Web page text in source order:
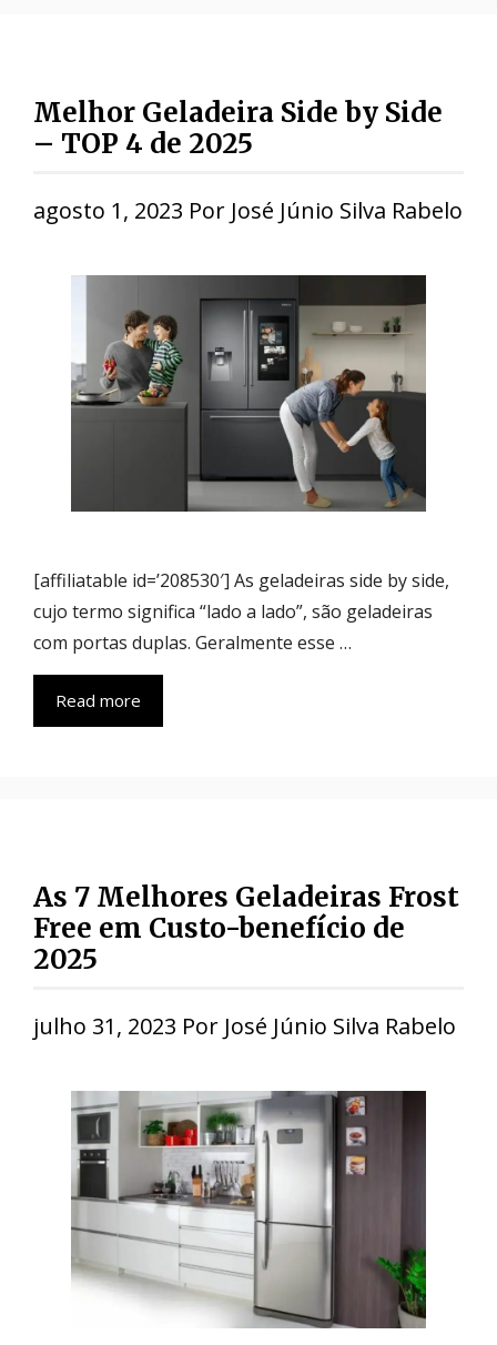
Melhor Geladeira Side by Side
– TOP 4 de 2025
agosto 1, 2023 Por José Júnio Silva Rabelo
[affiliatable id=’208530′] As geladeiras side by side,
cujo termo significa “lado a lado”, são geladeiras
com portas duplas. Geralmente esse …
Read more
As 7 Melhores Geladeiras Frost
Free em Custo-benefício de
2025
julho 31, 2023 Por José Júnio Silva Rabelo